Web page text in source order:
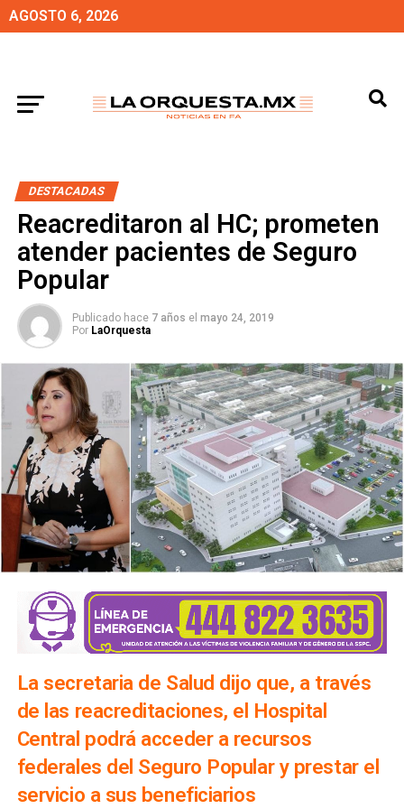
AGOSTO 6, 2026
DESTACADAS
Reacreditaron al HC; prometen
atender pacientes de Seguro
Popular
Publicado hace 7 años el mayo 24, 2019
Por LaOrquesta
La secretaria de Salud dijo que, a través
de las reacreditaciones, el Hospital
Central podrá acceder a recursos
federales del Seguro Popular y prestar el
servicio a sus beneficiarios